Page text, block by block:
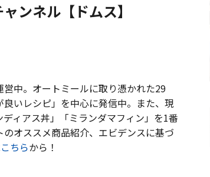
ンネル【ドムス】
営中。オートミールに取り憑かれた29
いレシピ」を中心に発信中。また、現
ィアス丼」「ミランダマフィン」を1番
オススメ商品紹介、エビデンスに基づ
こちらから！